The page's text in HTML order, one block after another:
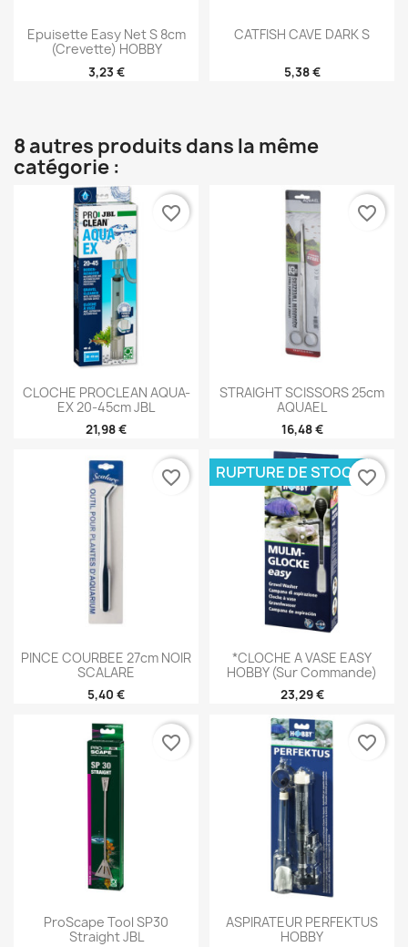
Epuisette Easy Net S 8cm
(crevette) HOBBY
3,23 €
CATFISH CAVE DARK S
5,38 €
8 autres produits dans la même
catégorie :
CLOCHE PROCLEAN AQUA-
EX 20-45cm JBL
21,98 €
favorite_border
STRAIGHT SCISSORS 25cm
AQUAEL
16,48 €
favorite_border
PINCE COURBEE 27cm NOIR
SCALARE
5,40 €
favorite_border
*CLOCHE A VASE EASY
HOBBY (sur Commande)
23,29 €
RUPTURE DE STOCKfavorite_border
ProScape Tool SP30
Straight JBL
favorite_border
ASPIRATEUR PERFEKTUS
HOBBY
favorite_border